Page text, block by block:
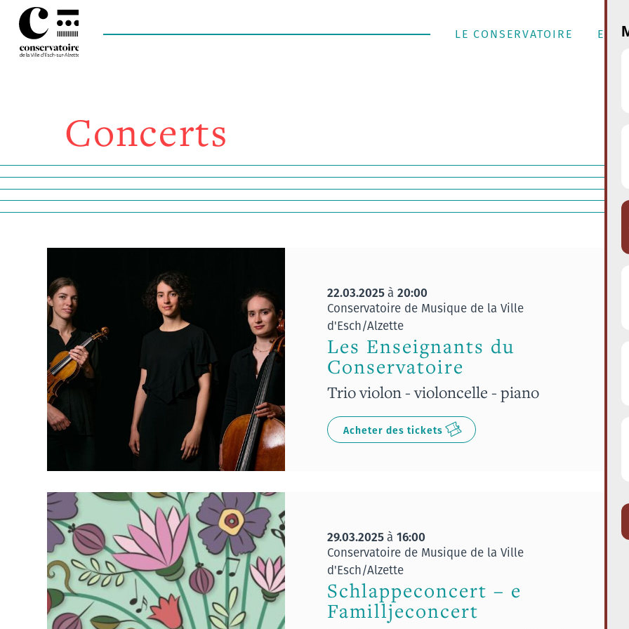
LE CONSERVATOIRE
Concerts
22.03.2025à 20:00
Conservatoire de Musique de la Ville
d'Esch/Alzette
Les Enseignants du
Conservatoire
Trio violon - violoncelle - piano
Acheter des tickets
29.03.2025à 16:00
Conservatoire de Musique de la Ville
d'Esch/Alzette
Schlappeconcert – e
Familljeconcert